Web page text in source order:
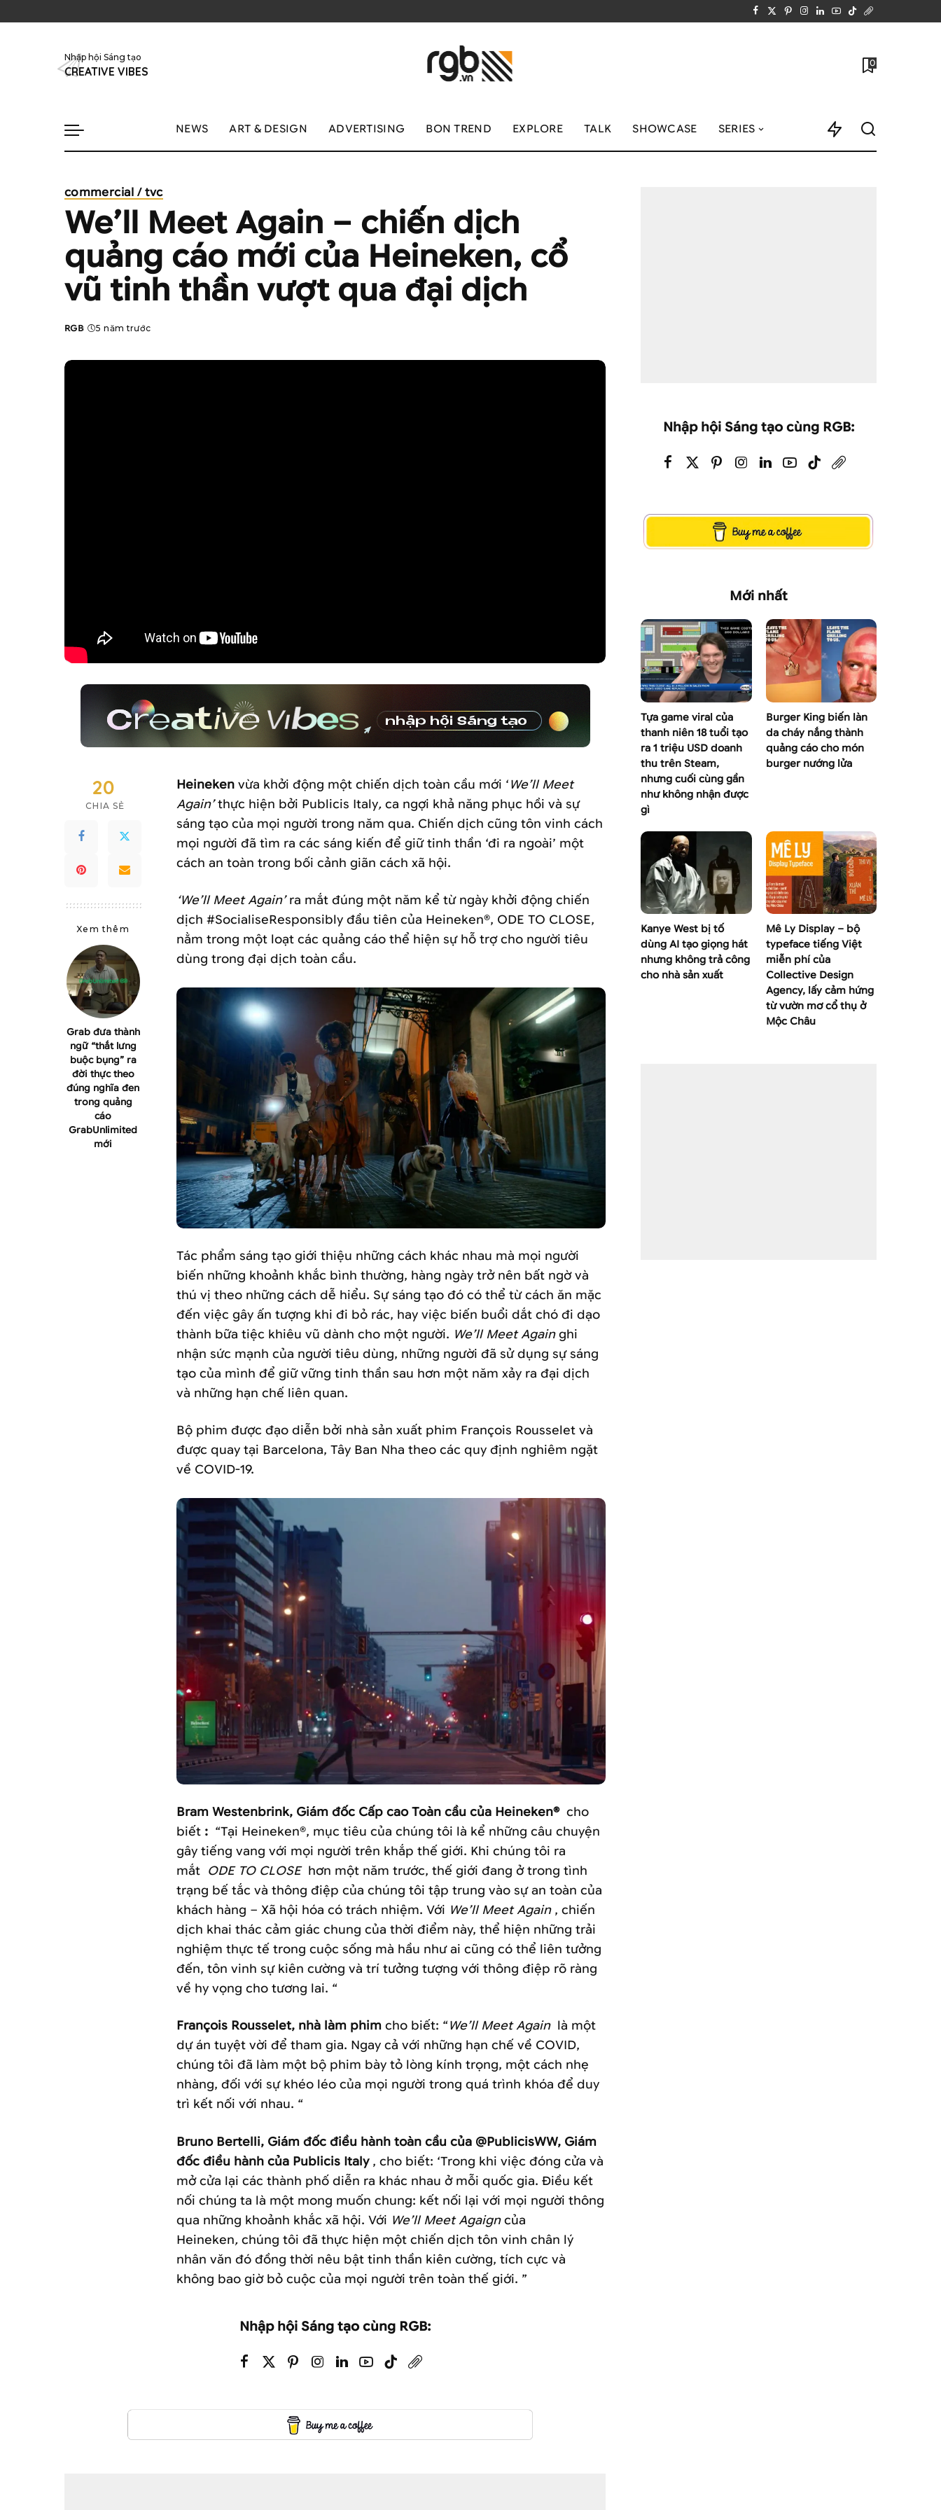
Nhập hội Sáng tạo
CREATIVE VIBES
0
NEWS ART & DESIGN ADVERTISING BON TREND EXPLORE TALK SHOWCASE SERIES
commercial / tvc
We’ll Meet Again – chiến dịch
quảng cáo mới của Heineken, cổ
vũ tinh thần vượt qua đại dịch
Posted
RGB 5 năm trước
20
CHIA SẺ
Xem thêm
Grab đưa thành
ngữ “thắt lưng
buộc bụng” ra
đời thực theo
đúng nghĩa đen
trong quảng
cáo
GrabUnlimited
mới
Heineken vừa khởi động một chiến dịch toàn cầu mới ‘We’ll Meet
Again’thực hiện bởi Publicis Italy, ca ngợi khả năng phục hồi và sự
sáng tạo của mọi người trong năm qua. Chiến dịch cũng tôn vinh cách
mọi người đã tìm ra các sáng kiến để giữ tinh thần ‘đi ra ngoài’ một
cách an toàn trong bối cảnh giãn cách xã hội.
‘We’ll Meet Again’ra mắt đúng một năm kể từ ngày khởi động chiến
dịch #SocialiseResponsibly đầu tiên của Heineken®, ODE TO CLOSE,
nằm trong một loạt các quảng cáo thể hiện sự hỗ trợ cho người tiêu
dùng trong đại dịch toàn cầu.
Tác phẩm sáng tạo giới thiệu những cách khác nhau mà mọi người
biến những khoảnh khắc bình thường, hàng ngày trở nên bất ngờ và
thú vị theo những cách dễ hiểu. Sự sáng tạo đó có thể từ cách ăn mặc
đến việc gây ấn tượng khi đi bỏ rác, hay việc biến buổi dắt chó đi dạo
thành bữa tiệc khiêu vũ dành cho một người. We’ll Meet Againghi
nhận sức mạnh của người tiêu dùng, những người đã sử dụng sự sáng
tạo của mình để giữ vững tinh thần sau hơn một năm xảy ra đại dịch
và những hạn chế liên quan.
Bộ phim được đạo diễn bởi nhà sản xuất phim François Rousselet và
được quay tại Barcelona, ​​Tây Ban Nha theo các quy định nghiêm ngặt
về COVID-19.
Bram Westenbrink, Giám đốc Cấp cao Toàn cầu của Heineken®cho
biết : “Tại Heineken®, mục tiêu của chúng tôi là kể những câu chuyện
gây tiếng vang với mọi người trên khắp thế giới. Khi chúng tôi ra
mắt ODE TO CLOSEhơn một năm trước, thế giới đang ở trong tình
trạng bế tắc và thông điệp của chúng tôi tập trung vào sự an toàn của
khách hàng – Xã hội hóa có trách nhiệm. Với We’ll Meet Again, chiến
dịch khai thác cảm giác chung của thời điểm này, thể hiện những trải
nghiệm thực tế trong cuộc sống mà hầu như ai cũng có thể liên tưởng
đến, tôn vinh sự kiên cường và trí tưởng tượng với thông điệp rõ ràng
về hy vọng cho tương lai. “
François Rousselet, nhà làm phim cho biết: “We’ll Meet Againlà một
dự án tuyệt vời để tham gia. Ngay cả với những hạn chế về COVID,
chúng tôi đã làm một bộ phim bày tỏ lòng kính trọng, một cách nhẹ
nhàng, đối với sự khéo léo của mọi người trong quá trình khóa để duy
trì kết nối với nhau. “
Bruno Bertelli, Giám đốc điều hành toàn cầu của @PublicisWW, Giám
đốc điều hành của Publicis Italy, cho biết: ‘Trong khi việc đóng cửa và
mở cửa lại các thành phố diễn ra khác nhau ở mỗi quốc gia. Điều kết
nối chúng ta là một mong muốn chung: kết nối lại với mọi người thông
qua những khoảnh khắc xã hội. Với We’ll Meet Agaigncủa
Heineken, chúng tôi đã thực hiện một chiến dịch tôn vinh chân lý
nhân văn đó đồng thời nêu bật tinh thần kiên cường, tích cực và
không bao giờ bỏ cuộc của mọi người trên toàn thế giới. ”
Nhập hội Sáng tạo cùng RGB:
Nhập hội Sáng tạo cùng RGB:
Mới nhất
Tựa game viral của
thanh niên 18 tuổi tạo
ra 1 triệu USD doanh
thu trên Steam,
nhưng cuối cùng gần
như không nhận được
gì
Burger King biến làn
da cháy nắng thành
quảng cáo cho món
burger nướng lửa
Kanye West bị tố
dùng AI tạo giọng hát
nhưng không trả công
cho nhà sản xuất
Mê Ly Display – bộ
typeface tiếng Việt
miễn phí của
Collective Design
Agency, lấy cảm hứng
từ vườn mơ cổ thụ ở
Mộc Châu